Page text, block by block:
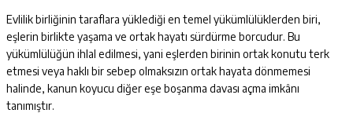
Evlilik birliğinin taraflara yüklediği en temel yükümlülüklerden biri,
eşlerin birlikte yaşama ve ortak hayatı sürdürme borcudur. Bu
yükümlülüğün ihlal edilmesi, yani eşlerden birinin ortak konutu terk
etmesi veya haklı bir sebep olmaksızın ortak hayata dönmemesi
halinde, kanun koyucu diğer eşe boşanma davası açma imkânı
tanımıştır.